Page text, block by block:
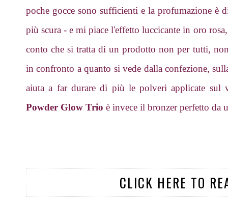
poche gocce sono sufficienti e la profumazione è
più scura - e mi piace l'effetto luccicante in oro
conto che si tratta di un prodotto non per tutti,
in confronto a quanto si vede dalla confezione,
aiuta a far durare di più le polveri applicate sul
Powder Glow Trio è invece il bronzer perfetto da
CLICK HERE TO